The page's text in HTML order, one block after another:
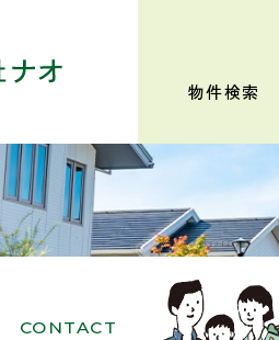
物件検索
CONTACT